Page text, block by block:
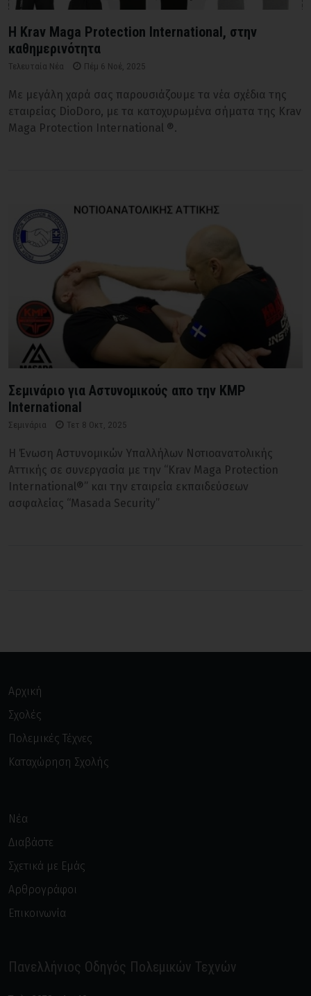
Η Krav Maga Protection International, στην
καθημερινότητα
Τελευταία Νέα Πέμ 6 Νοέ, 2025
Με μεγάλη χαρά σας παρουσιάζουμε τα νέα σχέδια της
εταιρείας DioDoro, με τα κατοχυρωμένα σήματα της Krav
Maga Protection International ®.
Σεμινάριο για Αστυνομικούς απο την KMP
International
Σεμινάρια Τετ 8 Οκτ, 2025
Η Ένωση Αστυνομικών Υπαλλήλων Νοτιοανατολικής
Αττικής σε συνεργασία με την “Krav Maga Protection
International®” και την εταιρεία εκπαιδεύσεων
ασφαλείας “Masada Security”
Αρχική
Σχολές
Πολεμικές Τέχνες
Καταχώρηση Σχολής
Νέα
Διαβάστε
Σχετικά με Εμάς
Αρθρογράφοι
Επικοινωνία
Πανελλήνιος Οδηγός Πολεμικών Τεχνών